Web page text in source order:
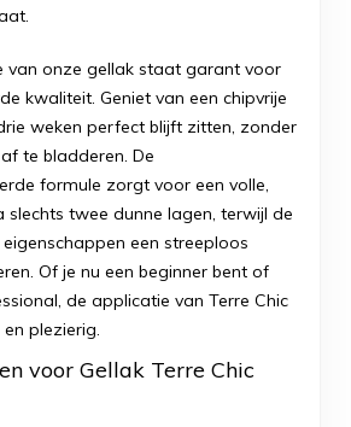
van onze gellak staat garant voor
kwaliteit. Geniet van een chipvrije
weken perfect blijft zitten, zonder
te bladderen. De
formule zorgt voor een volle,
slechts twee dunne lagen, terwijl de
een streeploos
Of je nu een beginner bent of
de applicatie van Terre Chic
plezierig.
voor Gellak Terre Chic